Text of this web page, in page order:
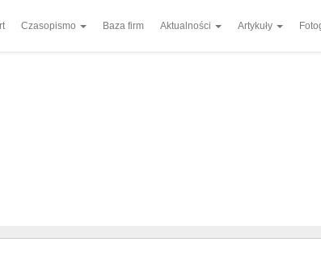
Czasopismo Baza firm Aktualności Artykuły